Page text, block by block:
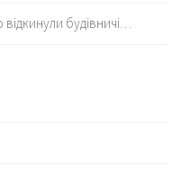
будівничі…